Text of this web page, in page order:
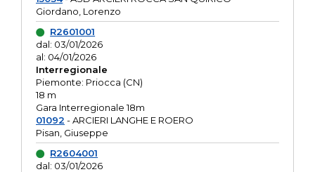
Giordano, Lorenzo
R2601001
dal: 03/01/2026
al: 04/01/2026
Interregionale
Piemonte: Priocca (CN)
18 m
Gara Interregionale 18m
01092 - ARCIERI LANGHE E ROERO
Pisan, Giuseppe
R2604001
dal: 03/01/2026